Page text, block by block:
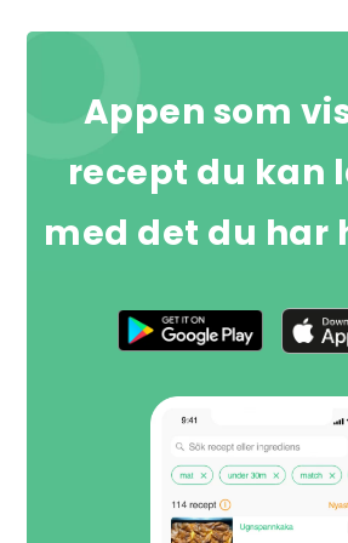
Appen som
recept du kan
med det du har